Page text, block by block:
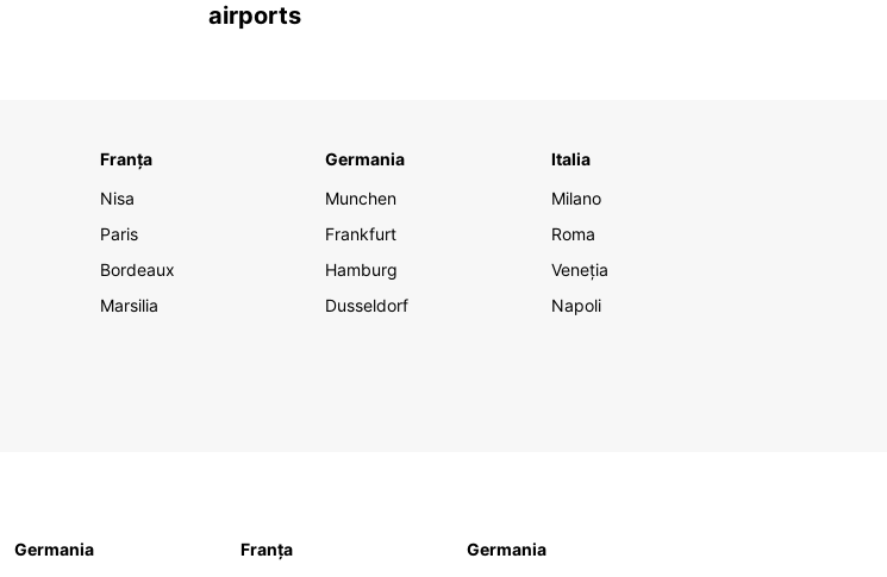
airports
Franța
Nisa
Paris
Bordeaux
Marsilia
Germania
Munchen
Frankfurt
Hamburg
Dusseldorf
Italia
Milano
Roma
Veneția
Napoli
Germania
Franța
Germania